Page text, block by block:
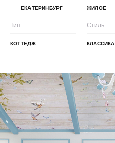
ЕКАТЕРИНБУРГ ЖИЛОЕ
Тип
КОТТЕДЖ
Стиль
КЛАССИКА